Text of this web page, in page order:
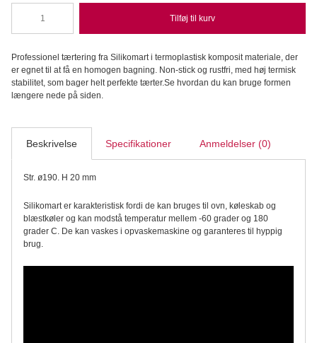
ring
Ø19
cm
silikoneform
-
antal
Tilføj til kurv
Professionel tærtering fra Silikomart i termoplastisk komposit materiale, der
er egnet til at få en homogen bagning. Non-stick og rustfri, med høj termisk
stabilitet, som bager helt perfekte tærter.Se hvordan du kan bruge formen
længere nede på siden.
Beskrivelse Specifikationer Anmeldelser (0)
Str. ø190. H 20 mm
Silikomart er karakteristisk fordi de kan bruges til ovn, køleskab og
blæstkøler og kan modstå temperatur mellem -60 grader og 180
grader C. De kan vaskes i opvaskemaskine og garanteres til hyppig
brug.